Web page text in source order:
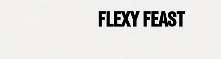
FLEXY FEAST